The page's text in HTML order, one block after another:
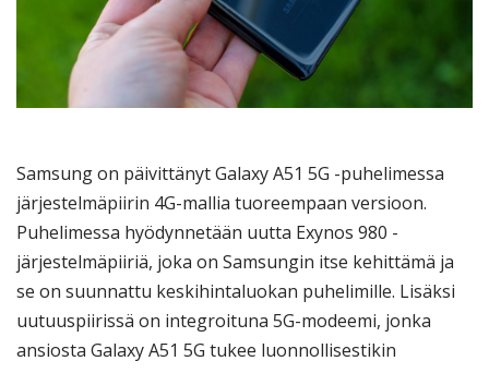
Samsung on päivittänyt Galaxy A51 5G -puhelimessa
järjestelmäpiirin 4G-mallia tuoreempaan versioon.
Puhelimessa hyödynnetään uutta Exynos 980 -
järjestelmäpiiriä, joka on Samsungin itse kehittämä ja
se on suunnattu keskihintaluokan puhelimille. Lisäksi
uutuuspiirissä on integroituna 5G-modeemi, jonka
ansiosta Galaxy A51 5G tukee luonnollisestikin